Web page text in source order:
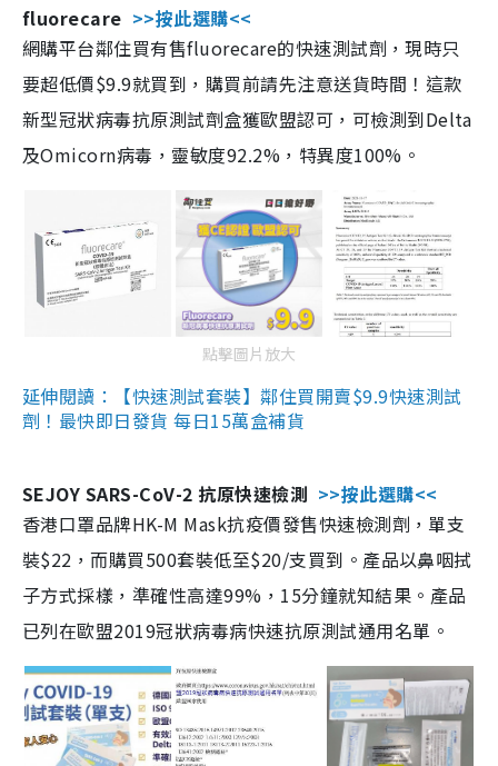
fluorecare >>按此選購<<
網購平台鄰住買有售fluorecare的快速測試劑，現時只
要超低價$9.9就買到，購買前請先注意送貨時間！這款
新型冠狀病毒抗原測試劑盒獲歐盟認可，可檢測到Delta
及Omicorn病毒，靈敏度92.2%，特異度100%。
點擊圖片放大
延伸閱讀：【快速測試套裝】鄰住買開賣$9.9快速測試
劑！最快即日發貨 每日15萬盒補貨
SEJOY SARS-CoV-2 抗原快速檢測 >>按此選購<<
香港口罩品牌HK-M Mask抗疫價發售快速檢測劑，單支
裝$22，而購買500套裝低至$20/支買到。產品以鼻咽拭
子方式採樣，準確性高達99%，15分鐘就知結果。產品
已列在歐盟2019冠狀病毒病快速抗原測試通用名單。